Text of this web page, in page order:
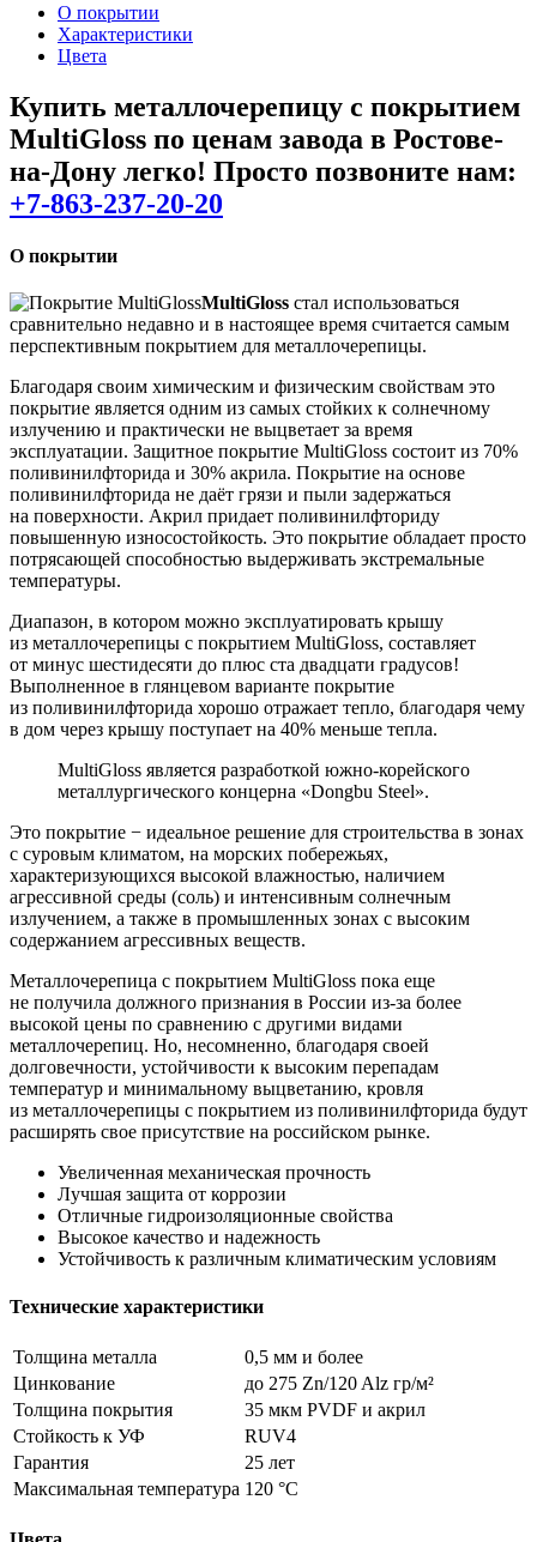
О покрытии
Характеристики
Цвета
Купить металлочерепицу с покрытием
MultiGloss по ценам завода в Ростове-
на-Дону легко! Просто позвоните нам:
+7-863-237-20-20
О покрытии
MultiGloss стал использоваться
сравнительно недавно и в настоящее время считается самым
перспективным покрытием для металлочерепицы.
Благодаря своим химическим и физическим свойствам это
покрытие является одним из самых стойких к солнечному
излучению и практически не выцветает за время
эксплуатации. Защитное покрытие MultiGloss состоит из 70%
поливинилфторида и 30% акрила. Покрытие на основе
поливинилфторида не даёт грязи и пыли задержаться
на поверхности. Акрил придает поливинилфториду
повышенную износостойкость. Это покрытие обладает просто
потрясающей способностью выдерживать экстремальные
температуры.
Диапазон, в котором можно эксплуатировать крышу
из металлочерепицы с покрытием MultiGloss, составляет
от минус шестидесяти до плюс ста двадцати градусов!
Выполненное в глянцевом варианте покрытие
из поливинилфторида хорошо отражает тепло, благодаря чему
в дом через крышу поступает на 40% меньше тепла.
MultiGloss является разработкой южно-корейского
металлургического концерна «Dongbu Steel».
Это покрытие − идеальное решение для строительства в зонах
с суровым климатом, на морских побережьях,
характеризующихся высокой влажностью, наличием
агрессивной среды (соль) и интенсивным солнечным
излучением, а также в промышленных зонах с высоким
содержанием агрессивных веществ.
Металлочерепица с покрытием MultiGloss пока еще
не получила должного признания в России из-за более
высокой цены по сравнению с другими видами
металлочерепиц. Но, несомненно, благодаря своей
долговечности, устойчивости к высоким перепадам
температур и минимальному выцветанию, кровля
из металлочерепицы с покрытием из поливинилфторида будут
расширять свое присутствие на российском рынке.
Увеличенная механическая прочность
Лучшая защита от коррозии
Отличные гидроизоляционные свойства
Высокое качество и надежность
Устойчивость к различным климатическим условиям
Технические характеристики
Толщина металла
0,5 мм и более
Цинкование
до 275 Zn/120 Alz гр/м²
Толщина покрытия
35 мкм PVDF и акрил
Стойкость к УФ
RUV4
Гарантия
25 лет
Максимальная температура 120 °С